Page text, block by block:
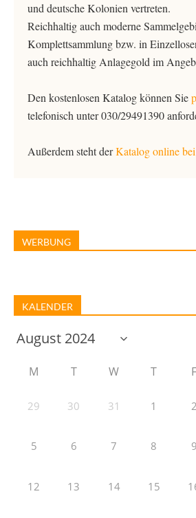
und deutsche Kolonien vertreten.
Reichhaltig auch moderne
Komplettsammlung bzw. in
auch reichhaltig Anlagegold im
Den kostenlosen Katalog können Sie
telefonisch unter 030/29491390
Außerdem steht derKatalog online
WERBUNG
KALENDER
M T W T F
29 30 31 1 2
5 6 7 8 9
12 13 14 15